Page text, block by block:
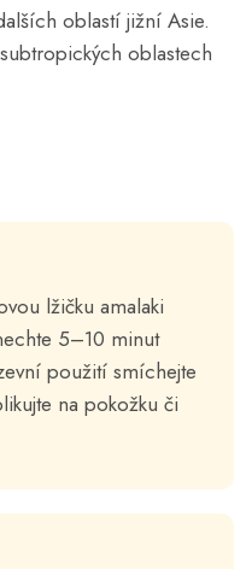
oblastí jižní Asie.
oblastech
lžičku amalaki
5–10 minut
použití smíchejte
na pokožku či